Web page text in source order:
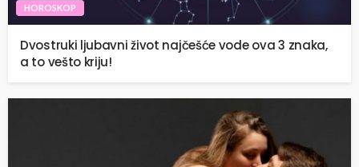
HOROSKOP
Dvostruki ljubavni život najčešće vode ova 3 znaka,
a to vešto kriju!